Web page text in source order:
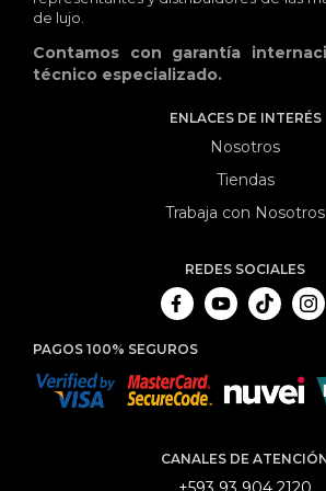
de lujo.
Contamos con garantía
técnico especializado.
ENLACES DE INTERÉS
Nosotros
Tiendas
Trabaja con Nosotros
REDES SOCIALES
PAGOS 100% SEGUROS
CANALES DE